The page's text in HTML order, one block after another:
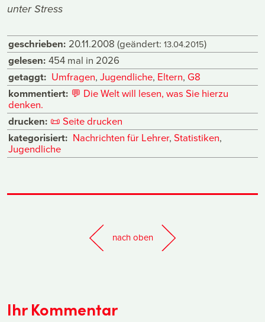
unter Stress
geschrieben: 20.11.2008 (geändert: 13.04.2015)
gelesen: 454 mal in 2026
getaggt: Umfragen, Jugendliche, Eltern, G8
kommentiert: 💬 Die Welt will lesen, was Sie hierzu
denken.
drucken: 📜 Seite drucken
kategorisiert: Nachrichten für Lehrer, Statistiken,
Jugendliche
nach oben
Ihr Kommentar